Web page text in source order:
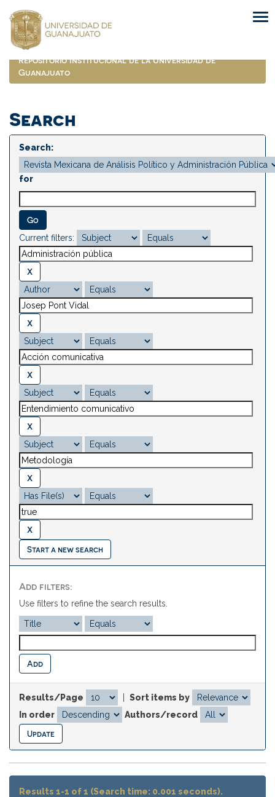
navigation
Repositorio Institucional de la Universidad de
Guanajuato
Search
Search:
for
Current filters:
Start a new search
Add filters:
Use filters to refine the search results.
Results/Page
Sort items by
In order
Authors/record
Results 1-1 of 1 (Search time: 0.001 seconds).